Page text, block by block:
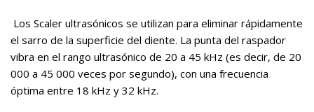
Los Scaler ultrasónicos se utilizan para eliminar rápidamente
el sarro de la superficie del diente. La punta del raspador
vibra en el rango ultrasónico de 20 a 45 kHz (es decir, de 20
000 a 45 000 veces por segundo), con una frecuencia
óptima entre 18 kHz y 32 kHz.